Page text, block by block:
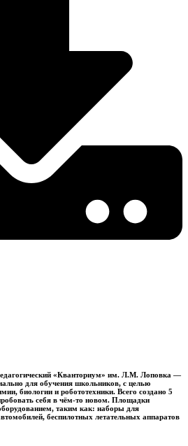
«Кванториум» им. Л.М. Лоповка —
для обучения школьников, с целью
биологии и робототехники. Всего создано 5
себя в чём-то новом. Площадки
таким как: наборы для
беспилотных летательных аппаратов